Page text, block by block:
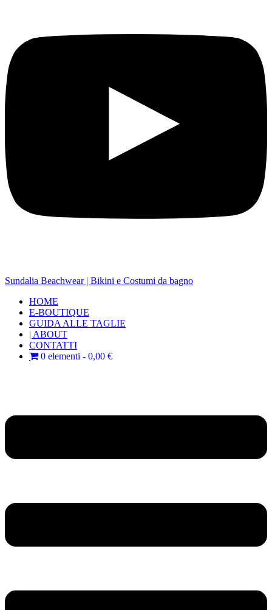
Sundalia Beachwear | Bikini e Costumi da bagno
HOME
E-BOUTIQUE
GUIDA ALLE TAGLIE
| ABOUT
CONTATTI
0 elementi
0,00 €